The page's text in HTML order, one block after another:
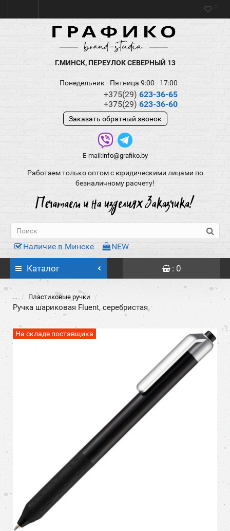
Г.МИНСК, ПЕРЕУЛОК СЕВЕРНЫЙ 13
Понедельник - Пятница 9:00 - 17:00
+375(29) 623-36-65
+375(29) 623-36-60
Заказать обратный звонок
E-mail:info@grafiko.by
Работаем только оптом с юридическими лицами по
безналичному расчету!
Наличие в Минске NEW
Каталог : 0
... Пластиковые ручки
Ручка шариковая Fluent, серебристая
На складе поставщика